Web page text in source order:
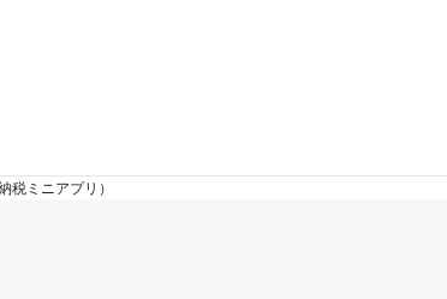
税ミニアプリ）